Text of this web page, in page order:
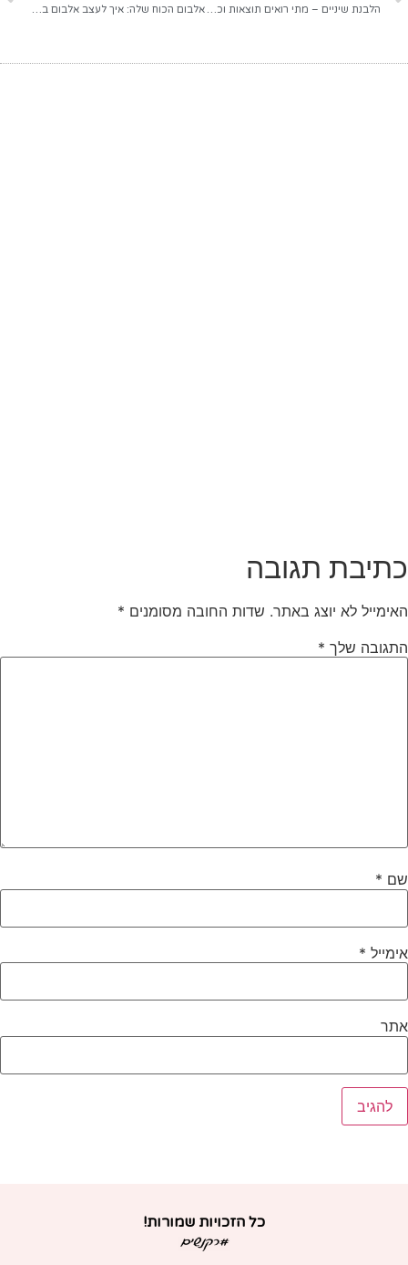
הלבנת שיניים – מתי רואים תוצאות וכמה זמן הן נשמרות? אלבום הכוח שלה: איך לעצב אלבום בת מצווה שמעצים ומעורר השראה
תגובה
לא יוצג באתר. שדות החובה מסומנים *
שלך*
*
*
כל הזכויות שמורות!